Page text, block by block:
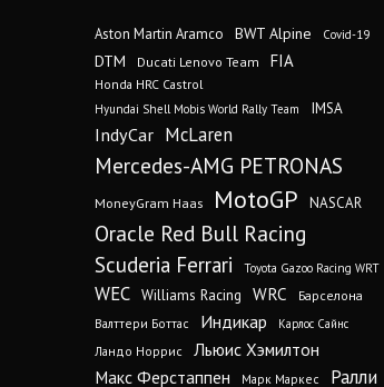
Aston Martin Aramco BWT Alpine Covid-19
DTM Ducati Lenovo Team FIA
Honda HRC Castrol
Hyundai Shell Mobis World Rally Team IMSA
IndyCar McLaren
Mercedes-AMG PETRONAS
MoneyGram Haas MotoGP NASCAR
Oracle Red Bull Racing
Scuderia Ferrari Toyota Gazoo Racing WRT
WEC Williams Racing WRC
Барселона
Валттери Боттас
Индикар Карлос Сайнс
Ландо Норрис
Льюис Хэмилтон
Макс Ферстаппен
Марк Маркес Ралли